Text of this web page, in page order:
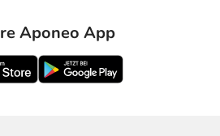
Aponeo App